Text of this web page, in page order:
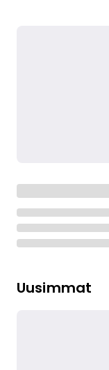
Uusimmat